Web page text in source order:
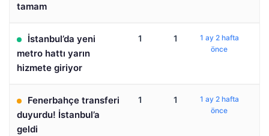
tamam
İstanbul’da yeni
metro hattı yarın
hizmete giriyor
1 1
1 ay 2 hafta
önce
Fenerbahçe transferi
duyurdu! İstanbul’a
geldi
1 1
1 ay 2 hafta
önce